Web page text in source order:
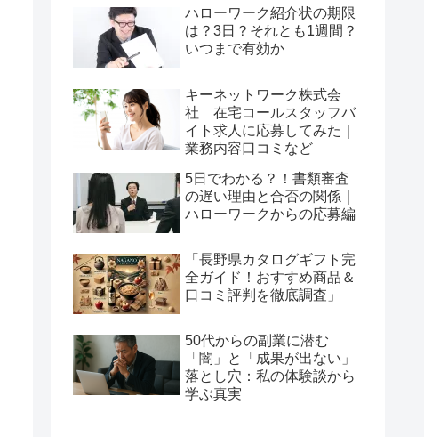
ハローワーク紹介状の期限
は？3日？それとも1週間？
いつまで有効か
キーネットワーク株式会
社 在宅コールスタッフバ
イト求人に応募してみた｜
業務内容口コミなど
5日でわかる？！書類審査
の遅い理由と合否の関係｜
ハローワークからの応募編
「長野県カタログギフト完
全ガイド！おすすめ商品＆
口コミ評判を徹底調査」
50代からの副業に潜む
「闇」と「成果が出ない」
落とし穴：私の体験談から
学ぶ真実